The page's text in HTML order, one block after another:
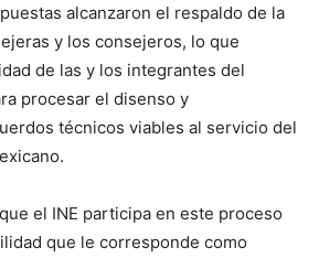
alcanzaron el respaldo de la
y los consejeros, lo que
de las y los integrantes del
procesar el disenso y
técnicos viables al servicio del
el INE participa en este proceso
que le corresponde como